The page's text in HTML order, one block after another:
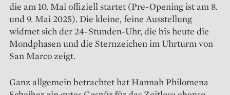
die am 10. Mai offiziell startet (Pre-Opening ist am 8.
und 9. Mai 2025). Die kleine, feine Ausstellung
widmet sich der 24-Stunden-Uhr, die bis heute die
Mondphasen und die Sternzeichen im Uhrturm von
San Marco zeigt.
Ganz allgemein betrachtet hat Hannah Philomena